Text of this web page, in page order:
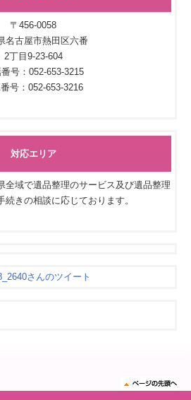
〒456-0058
名古屋市熱田区六番
2丁目9-23-604
号：052-653-3215
号：052-653-3216
対応エリア
全域で遺品整理のサービス及び遺品整理
続きの相談に応じております。
さんのツイート